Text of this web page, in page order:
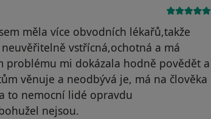
měla více obvodních lékařů,takže
vstřícná,ochotná a má
problému mi dokázala hodně povědět a
věnuje a neodbývá je, má na člověka
to nemocní lidé opravdu
nejsou.